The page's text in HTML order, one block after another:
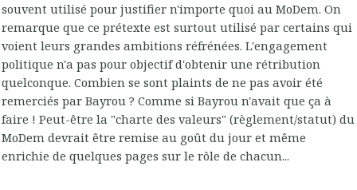
souvent utilisé pour justifier n'importe quoi au MoDem. On
remarque que ce prétexte est surtout utilisé par certains qui
voient leurs grandes ambitions réfrénées. L'engagement
politique n'a pas pour objectif d'obtenir une rétribution
quelconque. Combien se sont plaints de ne pas avoir été
remerciés par Bayrou ? Comme si Bayrou n'avait que ça à
faire ! Peut-être la "charte des valeurs" (règlement/statut) du
MoDem devrait être remise au goût du jour et même
enrichie de quelques pages sur le rôle de chacun...